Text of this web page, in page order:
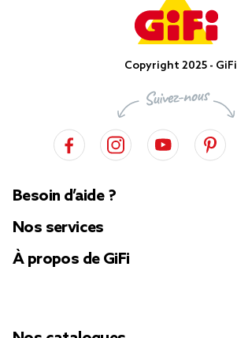
Copyright 2025 - GiFi
Besoin d’aide ?
Nos services
À propos de GiFi